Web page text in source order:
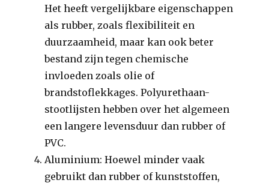
Het heeft vergelijkbare eigenschappen
als rubber, zoals flexibiliteit en
duurzaamheid, maar kan ook beter
bestand zijn tegen chemische
invloeden zoals olie of
brandstoflekkages. Polyurethaan-
stootlijsten hebben over het algemeen
een langere levensduur dan rubber of
PVC.
Aluminium: Hoewel minder vaak
gebruikt dan rubber of kunststoffen,